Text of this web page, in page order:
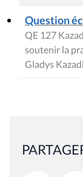
Question
QE 127
soutenir la
Gladys Kazadi